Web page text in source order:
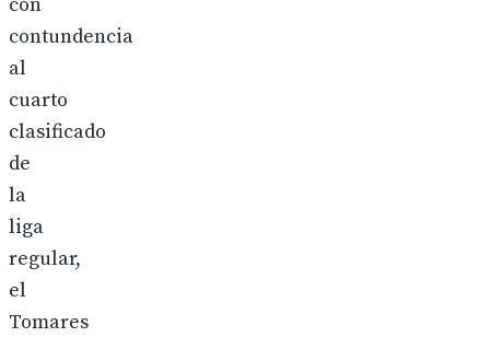
contundencia
al
cuarto
clasificado
de
la
liga
regular,
el
Tomares